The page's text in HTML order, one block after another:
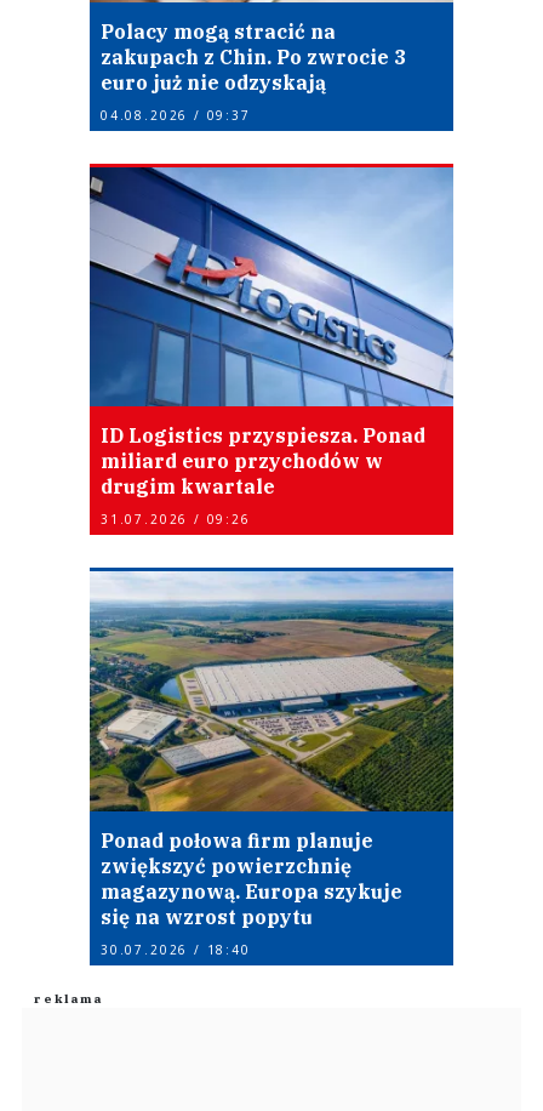
Polacy mogą stracić na
zakupach z Chin. Po zwrocie 3
euro już nie odzyskają
04.08.2026 / 09:37
ID Logistics przyspiesza. Ponad
miliard euro przychodów w
drugim kwartale
31.07.2026 / 09:26
Ponad połowa firm planuje
zwiększyć powierzchnię
magazynową. Europa szykuje
się na wzrost popytu
30.07.2026 / 18:40